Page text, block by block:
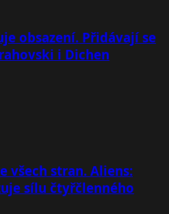
obsazení. Přidávají se
i Dichen
všech stran. Aliens:
sílu čtyřčlenného